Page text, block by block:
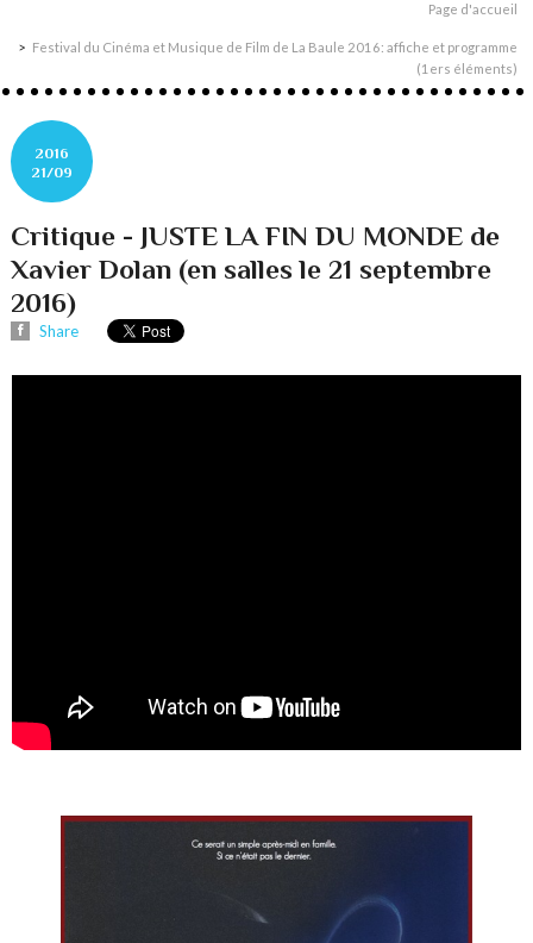
Page d'accueil
Festival du Cinéma et Musique de Film de La Baule 2016: affiche et programme
(1ers éléments)
2016
21/09
Critique - JUSTE LA FIN DU MONDE de
Xavier Dolan (en salles le 21 septembre
2016)
Share